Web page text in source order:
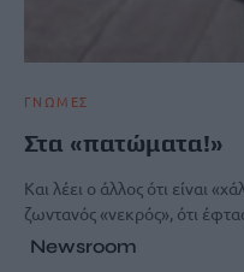
ΓΝΩΜΕΣ
Στα «πατώματα!»
Και λέει ο άλλος ότι είναι
ζωντανός «νεκρός», ότι
Newsroom